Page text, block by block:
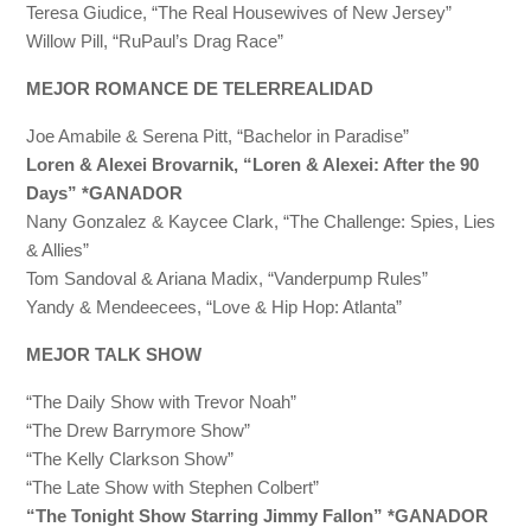
Teresa Giudice, “The Real Housewives of New Jersey”
Willow Pill, “RuPaul’s Drag Race”
MEJOR ROMANCE DE TELERREALIDAD
Joe Amabile & Serena Pitt, “Bachelor in Paradise”
Loren & Alexei Brovarnik, “Loren & Alexei: After the 90
Days” *GANADOR
Nany Gonzalez & Kaycee Clark, “The Challenge: Spies, Lies
& Allies”
Tom Sandoval & Ariana Madix, “Vanderpump Rules”
Yandy & Mendeecees, “Love & Hip Hop: Atlanta”
MEJOR TALK SHOW
“The Daily Show with Trevor Noah”
“The Drew Barrymore Show”
“The Kelly Clarkson Show”
“The Late Show with Stephen Colbert”
“The Tonight Show Starring Jimmy Fallon” *GANADOR